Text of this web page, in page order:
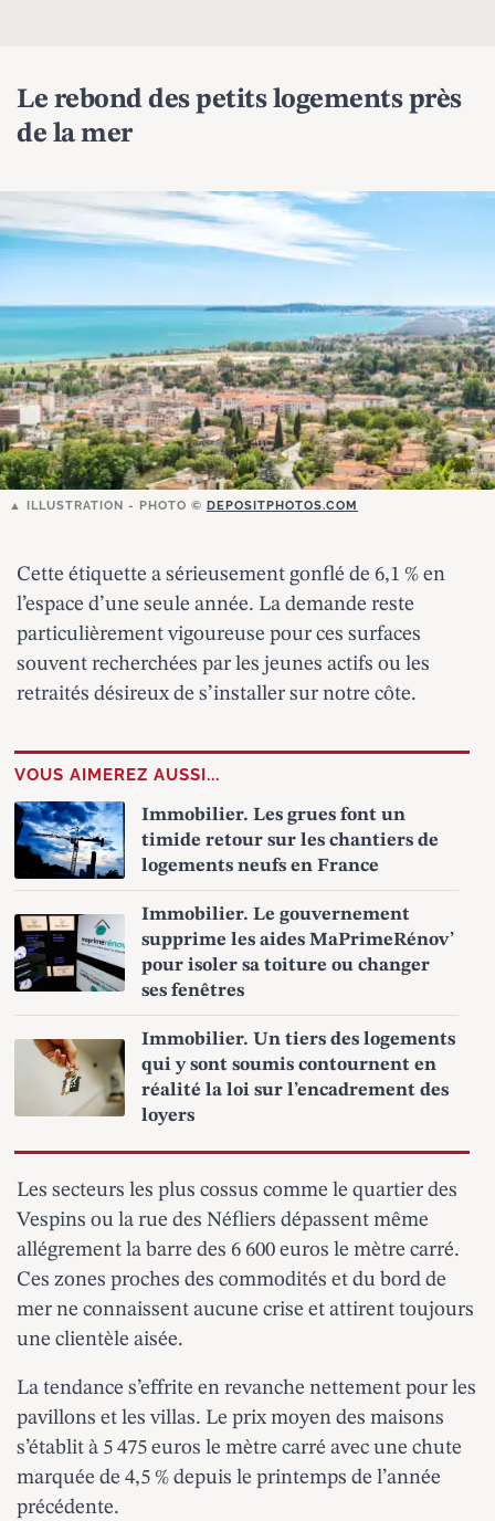
Le rebond des petits logements près
de la mer
ILLUSTRATION - PHOTO © DEPOSITPHOTOS.COM
Cette étiquette a sérieusement gonflé de 6,1 % en
l’espace d’une seule année. La demande reste
particulièrement vigoureuse pour ces surfaces
souvent recherchées par les jeunes actifs ou les
retraités désireux de s’installer sur notre côte.
VOUS AIMEREZ AUSSI...
Immobilier. Les grues font un
timide retour sur les chantiers de
logements neufs en France
Immobilier. Le gouvernement
supprime les aides MaPrimeRénov’
pour isoler sa toiture ou changer
ses fenêtres
Immobilier. Un tiers des logements
qui y sont soumis contournent en
réalité la loi sur l’encadrement des
loyers
Les secteurs les plus cossus comme le quartier des
Vespins ou la rue des Néfliers dépassent même
allégrement la barre des 6 600 euros le mètre carré.
Ces zones proches des commodités et du bord de
mer ne connaissent aucune crise et attirent toujours
une clientèle aisée.
La tendance s’effrite en revanche nettement pour les
pavillons et les villas. Le prix moyen des maisons
s’établit à 5 475 euros le mètre carré avec une chute
marquée de 4,5 % depuis le printemps de l’année
précédente.